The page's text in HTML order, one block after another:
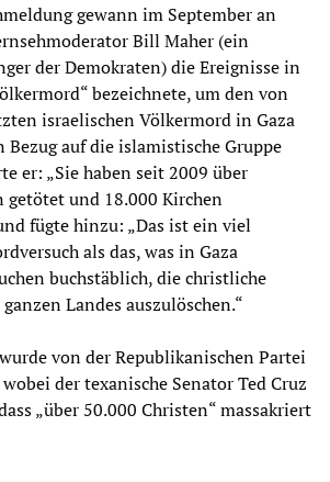
gewann im September an
Bill Maher (ein
der Demokraten) die Ereignisse in
bezeichnete, um den von
israelischen Völkermord in Gaza
auf die islamistische Gruppe
er: „Sie haben seit 2009 über
getötet und 18.000 Kirchen
fügte hinzu: „Das ist ein viel
als das, was in Gaza
buchstäblich, die christliche
Landes auszulöschen.“
von der Republikanischen Partei
der texanische Senator Ted Cruz
„über 50.000 Christen“ massakriert